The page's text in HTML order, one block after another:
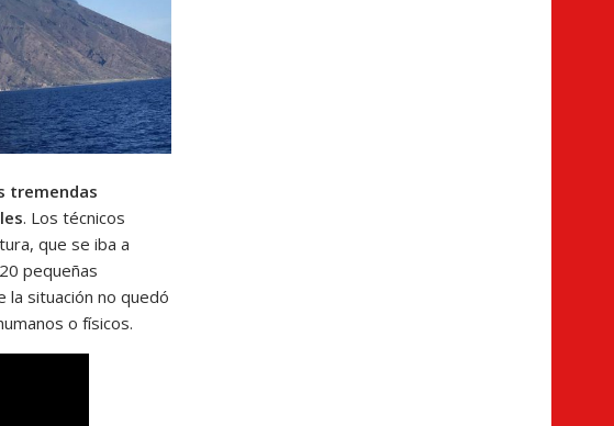
tremendas
. Los técnicos
que se iba a
pequeñas
la situación no quedó
o físicos.